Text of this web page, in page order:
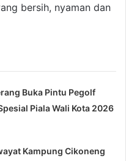
bersih, nyaman dan
Buka Pintu Pegolf
Piala Wali Kota 2026
Kampung Cikoneng